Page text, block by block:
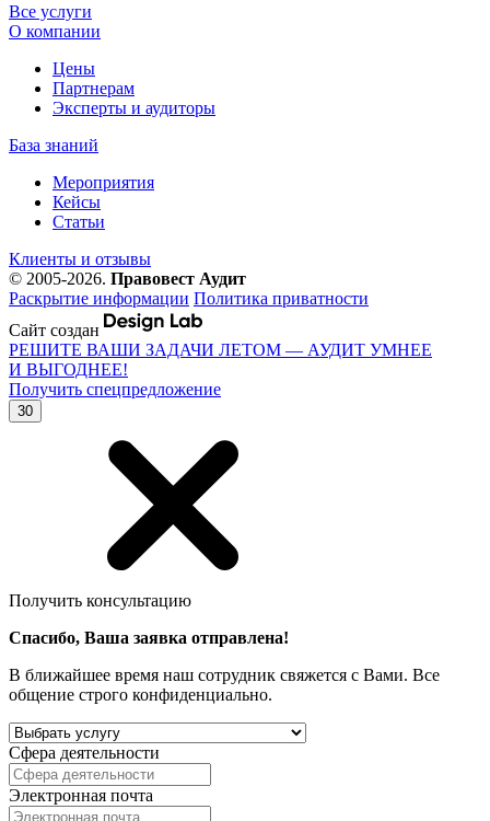
Все услуги
О компании
Цены
Партнерам
Эксперты и аудиторы
База знаний
Мероприятия
Кейсы
Статьи
Клиенты и отзывы
© 2005-2026. Правовест Аудит
Раскрытие информации Политика приватности
Сайт создан
РЕШИТЕ ВАШИ ЗАДАЧИ ЛЕТОМ — АУДИТ УМНЕЕ
И ВЫГОДНЕЕ!
Получить спецпредложение
30
Получить консультацию
Спасибо, Ваша заявка отправлена!
В ближайшее время наш сотрудник свяжется с Вами. Все
общение строго конфиденциально.
Сфера деятельности
Электронная почта